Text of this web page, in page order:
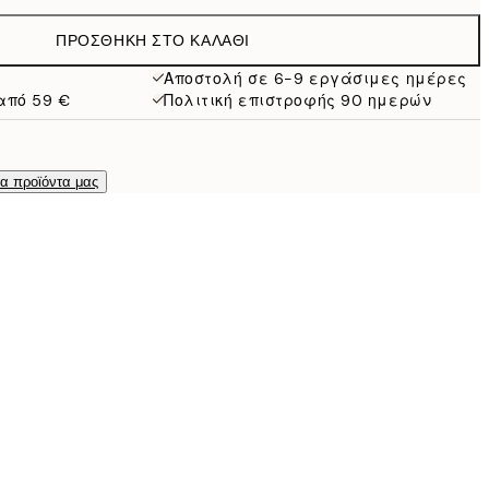
19,95 €
32,45 €
24,50 €
49 €
ΠΡΟΣΘΉΚΗ ΣΤΟ ΚΑΛΆΘΙ
Αποστολή σε 6-9 εργάσιμες ημέρες
59 €
Πολιτική επιστροφής 90 ημερών
προϊόντα μας